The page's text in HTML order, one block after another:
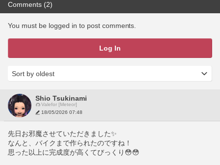
Comments (2)
You must be logged in to post comments.
Log In
Shio Tsukinami
Valefor [Meteor]
18/05/2026 07:48
先日お邪魔させていただきました✨️
なんと、バイクまで作られたのですね！
思った以上に完成度が高くてびっくり😳😳